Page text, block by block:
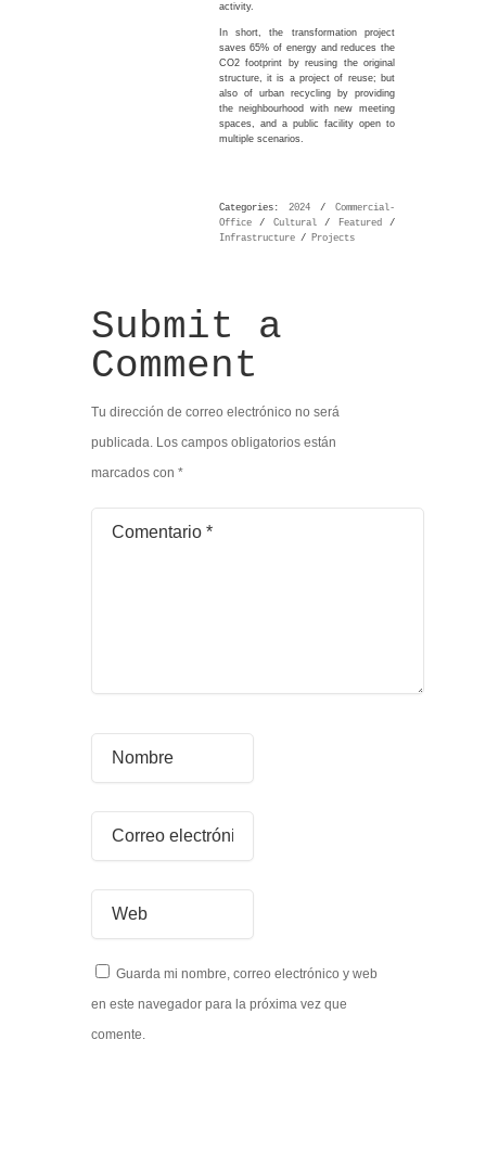
activity.
In short, the transformation project
saves 65% of energy and reduces the
CO2 footprint by reusing the original
structure, it is a project of reuse; but
also of urban recycling by providing
the neighbourhood with new meeting
spaces, and a public facility open to
multiple scenarios.
Categories: 2024/Commercial-
Office/ Cultural/ Featured/
Infrastructure/ Projects
Submit a
Comment
Tu dirección de correo electrónico no será
publicada. Los campos obligatorios están
marcados con *
Guarda mi nombre, correo electrónico y web
en este navegador para la próxima vez que
comente.